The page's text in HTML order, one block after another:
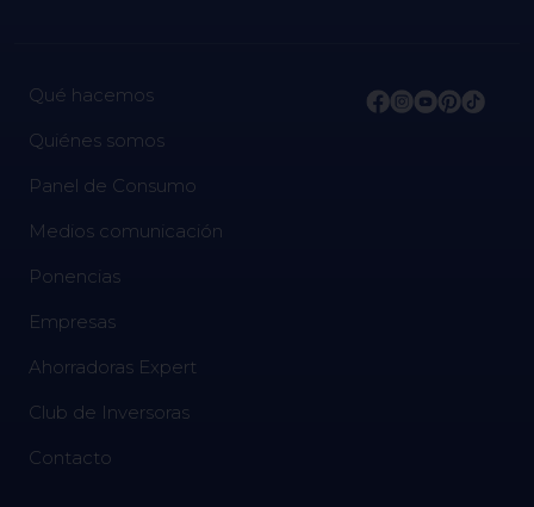
Qué hacemos
Quiénes somos
Panel de Consumo
Medios comunicación
Ponencias
Empresas
Ahorradoras Expert
Club de Inversoras
Contacto